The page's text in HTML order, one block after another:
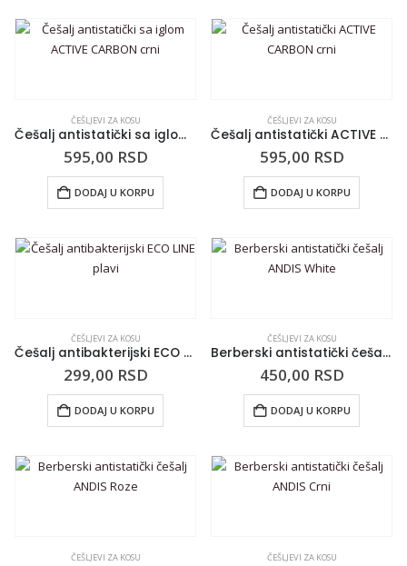
ČEŠLJEVI ZA KOSU
Češalj antistatički sa iglom ACTIVE CARBON crni
595,00 RSD
DODAJ U KORPU
ČEŠLJEVI ZA KOSU
Češalj antistatički ACTIVE CARBON crni
595,00 RSD
DODAJ U KORPU
ČEŠLJEVI ZA KOSU
Češalj antibakterijski ECO LINE plavi
299,00 RSD
DODAJ U KORPU
ČEŠLJEVI ZA KOSU
Berberski antistatički češalj ANDIS White
450,00 RSD
DODAJ U KORPU
ČEŠLJEVI ZA KOSU ČEŠLJEVI ZA KOSU